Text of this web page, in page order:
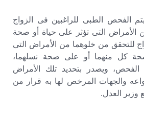
الفحص الطبى للراغبين فى الزواج
الأمراض التى تؤثر على حياة أو صحة
للتحقق من خلوهما من الأمراض التى
كل منهما أو على صحة نسلهما،
الفحص، ويصدر بتحديد تلك الأمراض
والجهات المرخص لها به قرار من
وزير العدل.